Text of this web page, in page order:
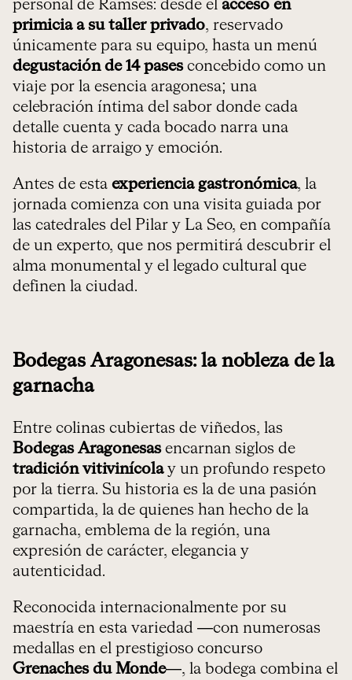
personal de Ramsés: desde el acceso en
primicia a su taller privado, reservado
únicamente para su equipo, hasta un menú
degustación de 14 pasesconcebido como un
viaje por la esencia aragonesa; una
celebración íntima del sabor donde cada
detalle cuenta y cada bocado narra una
historia de arraigo y emoción.
Antes de esta experiencia gastronómica, la
jornada comienza con una visita guiada por
las catedrales del Pilar y La Seo, en compañía
de un experto, que nos permitirá descubrir el
alma monumental y el legado cultural que
definen la ciudad.
Bodegas Aragonesas: la nobleza de la
garnacha
Entre colinas cubiertas de viñedos, las
Bodegas Aragonesasencarnan siglos de
tradición vitivinícolay un profundo respeto
por la tierra. Su historia es la de una pasión
compartida, la de quienes han hecho de la
garnacha, emblema de la región, una
expresión de carácter, elegancia y
autenticidad.
Reconocida internacionalmente por su
maestría en esta variedad —con numerosas
medallas en el prestigioso concurso
Grenaches du Monde—, la bodega combina el